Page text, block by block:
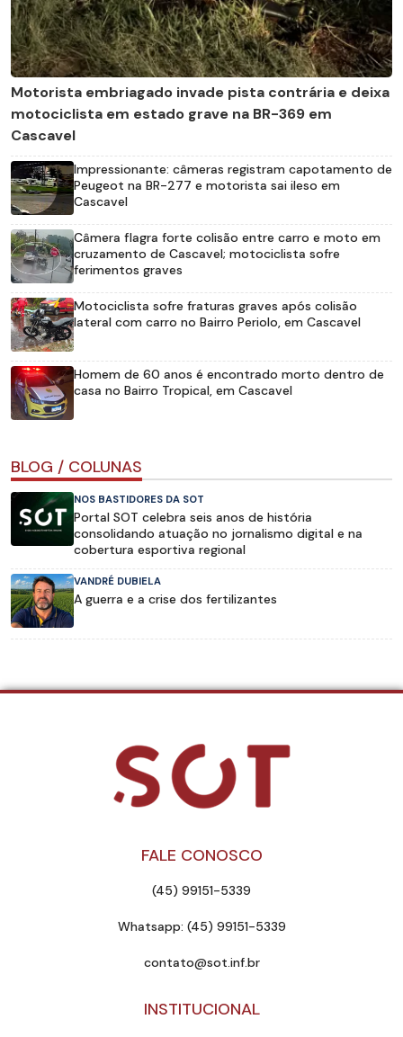
Motorista embriagado invade pista contrária e deixa
motociclista em estado grave na BR-369 em
Cascavel
Impressionante: câmeras registram capotamento de
Peugeot na BR-277 e motorista sai ileso em
Cascavel
Câmera flagra forte colisão entre carro e moto em
cruzamento de Cascavel; motociclista sofre
ferimentos graves
Motociclista sofre fraturas graves após colisão
lateral com carro no Bairro Periolo, em Cascavel
Homem de 60 anos é encontrado morto dentro de
casa no Bairro Tropical, em Cascavel
BLOG / COLUNAS
NOS BASTIDORES DA SOT
Portal SOT celebra seis anos de história
consolidando atuação no jornalismo digital e na
cobertura esportiva regional
VANDRÉ DUBIELA
A guerra e a crise dos fertilizantes
FALE CONOSCO
(45) 99151-5339
Whatsapp: (45) 99151-5339
contato@sot.inf.br
INSTITUCIONAL